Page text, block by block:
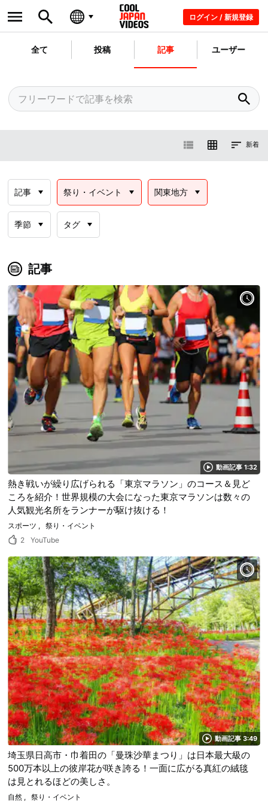
ログイン / 新規登録
全て 投稿 記事 ユーザー
新着
記事 祭り・イベント 関東地方
季節 タグ
記事
動画記事 1:32
熱き戦いが繰り広げられる「東京マラソン」のコース＆見ど
ころを紹介！世界規模の大会になった東京マラソンは数々の
人気観光名所をランナーが駆け抜ける！
スポーツ
祭り・イベント
2
YouTube
動画記事 3:49
埼玉県日高市・巾着田の「曼珠沙華まつり」は日本最大級の
500万本以上の彼岸花が咲き誇る！一面に広がる真紅の絨毯
は見とれるほどの美しさ。
自然
祭り・イベント